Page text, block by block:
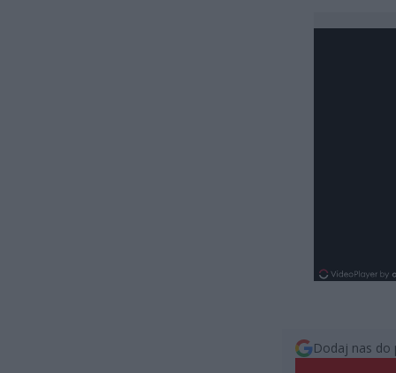
Dodaj nas do